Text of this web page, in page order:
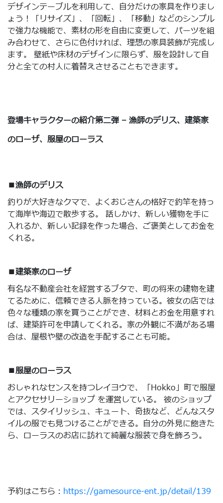
デザインテーブルを利用して、自分だけの家具を作りまし
ょう！「リサイズ」、「回転」、「移動」などのシンプル
で強力な機能で、素材の形を自由に変更して、パーツを組
み合わせて、さらに色付ければ、理想の家具装飾が完成し
ます。 壁紙や床材のデザインに限らず、服を設計して自
分と全ての村人に着替えさせることもできます。
登場キャラクターの紹介第二弾 – 漁師のデリス、建築家
のローザ、服屋のローラス
■漁師のデリス
釣りが大好きなクマで、よくおじさんの格好で釣竿を持っ
て海岸や海辺で散歩する。 話しかけ、新しい獲物を手に
入れるか、新しい記録を作った場合、ご褒美としてお金を
くれる。
■建築家のローザ
有名な不動産会社を経営するブタで、町の将来の建物を建
てるために、信頼できる人脈を持っている。彼女の店では
色々な種類の家を買うことができ、材料とお金を用意すれ
ば、建築許可を申請してくれる。家の外観に不満がある場
合は、屋根や壁の改造を手配することも可能。
■服屋のローラス
おしゃれなセンスを持つレイヨウで、「Hokko」町で服屋
とアクセサリーショップ を運営している。 彼のショップ
では、スタイリッシュ、キュート、奇抜など、どんなスタ
イルの服でも見つけることができる。自分の外見に飽きた
ら、ローラスのお店に訪れて綺麗な服装で身を飾ろう。
予約はこちら： https://gamesource-ent.jp/detail/139